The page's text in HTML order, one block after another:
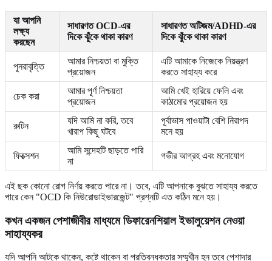
যা আপনি
লক্ষ্য
করছেন
সাধারণত OCD-এর
দিকে ঝুঁকে থাকা কারণ
সাধারণত অটিজম/ADHD-এর
দিকে ঝুঁকে থাকা কারণ
পুনরাবৃত্তি
আমার নিশ্চয়তা বা মুক্তি
প্রয়োজন
এটি আমাকে নিজেকে নিয়ন্ত্রণ
করতে সাহায্য করে
চেক করা
আমার পূর্ণ নিশ্চয়তা
প্রয়োজন
আমি খেই হারিয়ে ফেলি এবং
কাঠামোর প্রয়োজন হয়
রুটিন
যদি আমি না করি, তবে
খারাপ কিছু ঘটবে
পূর্বাভাস পাওয়াটা বেশি নিরাপদ
মনে হয়
ফিক্সেশন
আমি সন্দেহটি ছাড়তে পারি
না
গভীর আগ্রহ এবং মনোযোগ
এই ছক কোনো রোগ নির্ণয় করতে পারে না। তবে, এটি আপনাকে বুঝতে সাহায্য করতে
পারে কেন "OCD কি নিউরোডাইভারজেন্ট" প্রশ্নটি এত কঠিন মনে হয়।
কখন একজন পেশাজীবীর মাধ্যমে ডিফারেনশিয়াল ইভালুয়েশন নেওয়া
সাহায্যকর
যদি আপনি আটকে থাকেন, কষ্টে থাকেন বা প্রতিবন্ধকতার সম্মুখীন হন তবে পেশাদার